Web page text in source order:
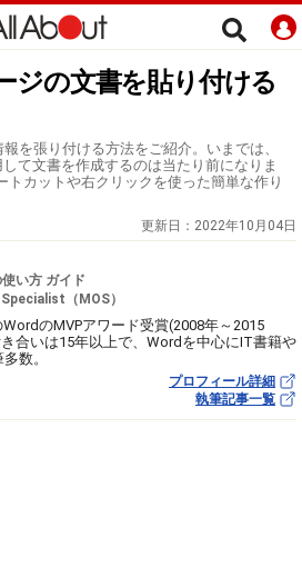
ジの文書を貼り付ける
を張り付ける方法をご紹介。いまでは、
て文書を作成するのは当たり前になりま
トカットや右クリックを使った簡単な作り
更新日： 2022年10月04日
い方 ガイド
（MOS）
のMVPアワード受賞(2008年～2015
合いは15年以上で、Wordを中心にIT書籍や
数。
プロフィール詳細
執筆記事一覧